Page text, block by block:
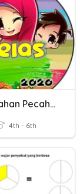
Penambahan Pecahan
4th - 6th